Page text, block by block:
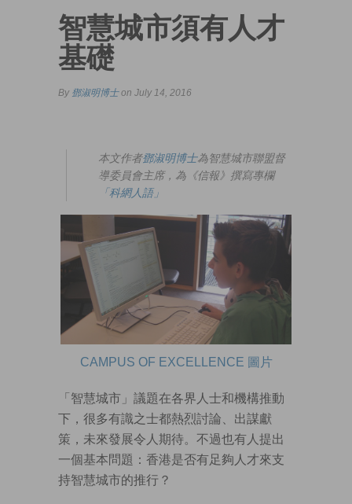
智慧城市須有人才
基礎
By 鄧淑明博士on July 14, 2016
本文作者鄧淑明博士為智慧城市聯盟督
導委員會主席，為《信報》撰寫專欄
「科網人語」
CAMPUS OF EXCELLENCE 圖片
「智慧城市」議題在各界人士和機構推動
下，很多有識之士都熱烈討論、出謀獻
策，未來發展令人期待。不過也有人提出
一個基本問題：香港是否有足夠人才來支
持智慧城市的推行？